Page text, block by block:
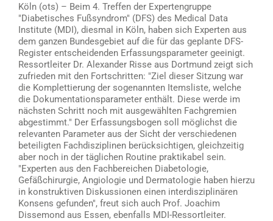
Köln (ots) – Beim 4. Treffen der Expertengruppe
"Diabetisches Fußsyndrom" (DFS) des Medical Data
Institute (MDI), diesmal in Köln, haben sich Experten aus
dem ganzen Bundesgebiet auf die für das geplante DFS-
Register entscheidenden Erfassungsparameter geeinigt.
Ressortleiter Dr. Alexander Risse aus Dortmund zeigt sich
zufrieden mit den Fortschritten: "Ziel dieser Sitzung war
die Komplettierung der sogenannten Itemsliste, welche
die Dokumentationsparameter enthält. Diese werde im
nächsten Schritt noch mit ausgewählten Fachgremien
abgestimmt." Der Erfassungsbogen soll möglichst die
relevanten Parameter aus der Sicht der verschiedenen
beteiligten Fachdisziplinen berücksichtigen, gleichzeitig
aber noch in der täglichen Routine praktikabel sein.
"Experten aus den Fachbereichen Diabetologie,
Gefäßchirurgie, Angiologie und Dermatologie haben hierzu
in konstruktiven Diskussionen einen interdisziplinären
Konsens gefunden", freut sich auch Prof. Joachim
Dissemond aus Essen, ebenfalls MDI-Ressortleiter.